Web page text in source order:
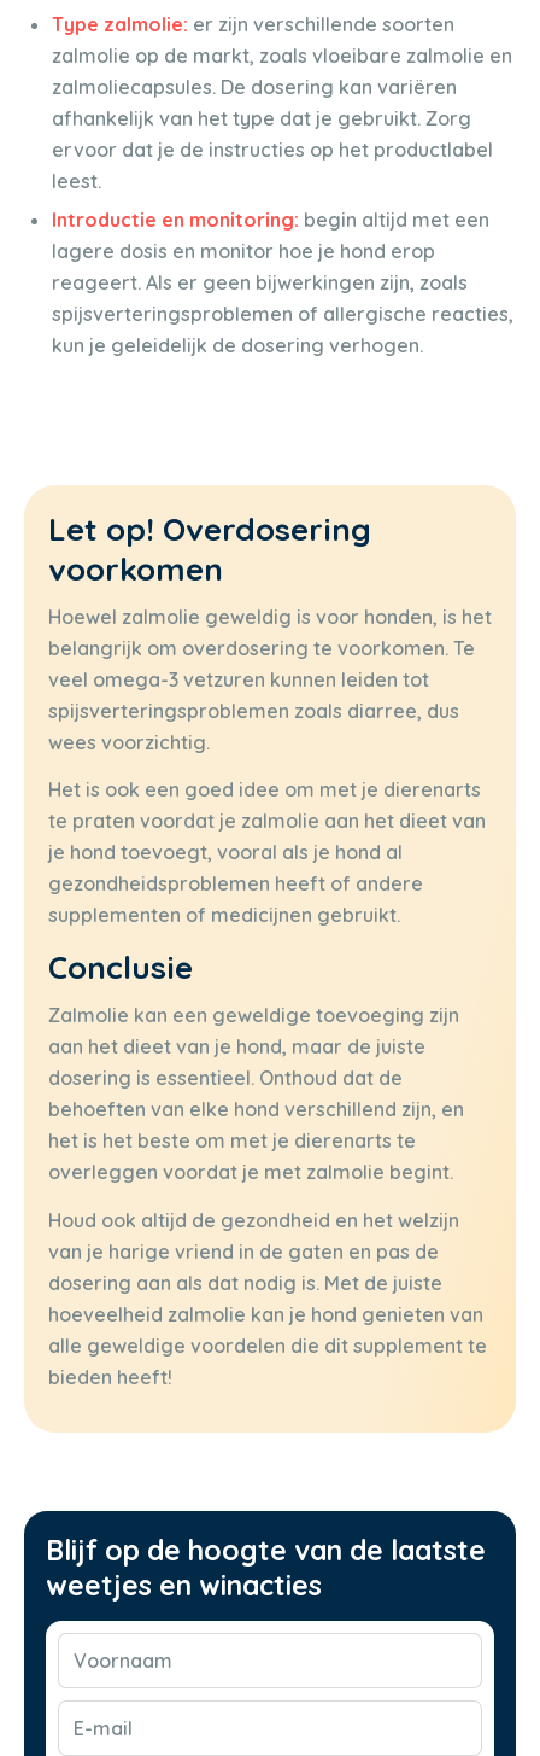
Type zalmolie: er zijn verschillende soorten
zalmolie op de markt, zoals vloeibare zalmolie en
zalmoliecapsules. De dosering kan variëren
afhankelijk van het type dat je gebruikt. Zorg
ervoor dat je de instructies op het productlabel
leest.
Introductie en monitoring: begin altijd met een
lagere dosis en monitor hoe je hond erop
reageert. Als er geen bijwerkingen zijn, zoals
spijsverteringsproblemen of allergische reacties,
kun je geleidelijk de dosering verhogen.
Let op! Overdosering
voorkomen
Hoewel zalmolie geweldig is voor honden, is het
belangrijk om overdosering te voorkomen. Te
veel omega-3 vetzuren kunnen leiden tot
spijsverteringsproblemen zoals diarree, dus
wees voorzichtig.
Het is ook een goed idee om met je dierenarts
te praten voordat je zalmolie aan het dieet van
je hond toevoegt, vooral als je hond al
gezondheidsproblemen heeft of andere
supplementen of medicijnen gebruikt.
Conclusie
Zalmolie kan een geweldige toevoeging zijn
aan het dieet van je hond, maar de juiste
dosering is essentieel. Onthoud dat de
behoeften van elke hond verschillend zijn, en
het is het beste om met je dierenarts te
overleggen voordat je met zalmolie begint.
Houd ook altijd de gezondheid en het welzijn
van je harige vriend in de gaten en pas de
dosering aan als dat nodig is. Met de juiste
hoeveelheid zalmolie kan je hond genieten van
alle geweldige voordelen die dit supplement te
bieden heeft!
Blijf op de hoogte van de laatste
weetjes en winacties
Voornaam
E-
mail